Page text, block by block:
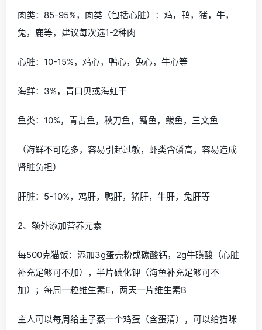
肉类：85-95%，肉类（包括心脏）：鸡，鸭，猪，牛，
兔，鹿等，建议每次选1-2种肉
心脏：10-15%，鸡心，鸭心，兔心，牛心等
海鲜：3%，青口贝或海虹干
鱼类：10%，青占鱼，秋刀鱼，鳕鱼，鲅鱼，三文鱼
（海鲜不可吃多，容易引起过敏，虾类含磷高，容易造成
肾脏负担）
肝脏：5-10%，鸡肝，鸭肝，猪肝，牛肝，兔肝等
2、额外添加营养元素
每500克猫饭：添加3g蛋壳粉或碳酸钙，2g牛磺酸（心脏
补充足够可不加），半片碘化钾（海鱼补充足够可不
加）；每周一粒维生素E，两天一片维生素B
主人可以每周给主子蒸一个鸡蛋（含蛋清），可以给猫咪